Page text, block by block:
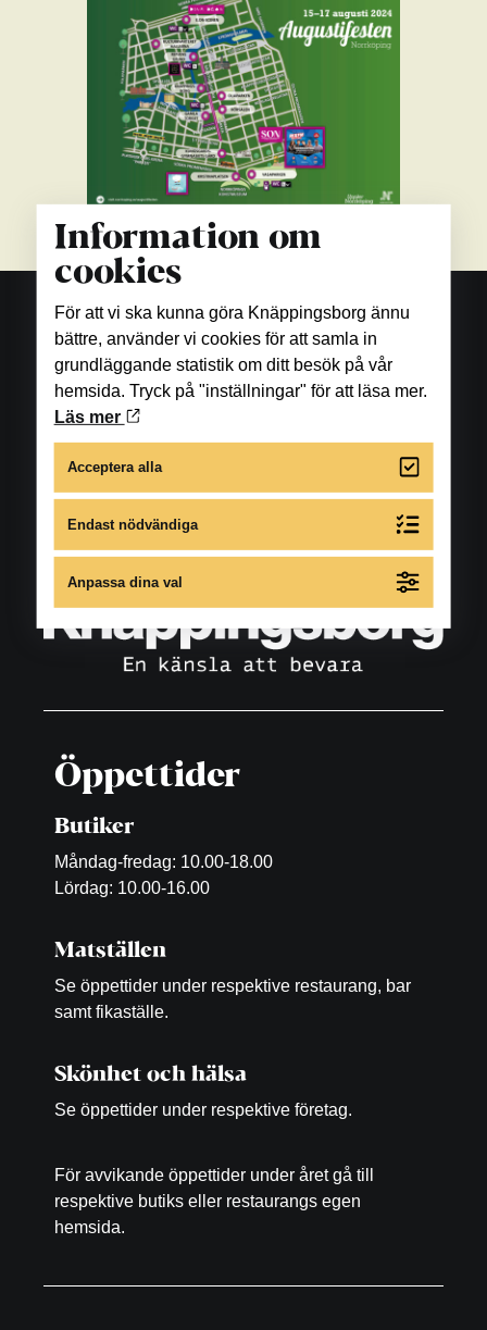
Öppettider
Butiker
Måndag-fredag: 10.00-18.00
Lördag: 10.00-16.00
Matställen
Se öppettider under respektive restaurang, bar
samt fikaställe.
Skönhet och hälsa
Se öppettider under respektive företag.
För avvikande öppettider under året gå till
respektive butiks eller restaurangs egen
hemsida.
Information om
cookies
För att vi ska kunna göra Knäppingsborg ännu
bättre, använder vi cookies för att samla in
grundläggande statistik om ditt besök på vår
hemsida. Tryck på "inställningar" för att läsa mer.
Läs mer
Acceptera alla
Endast nödvändiga
Anpassa dina val